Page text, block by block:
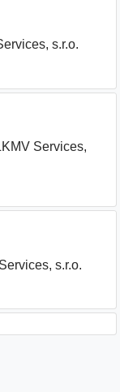
s.r.o.
Services,
s.r.o.